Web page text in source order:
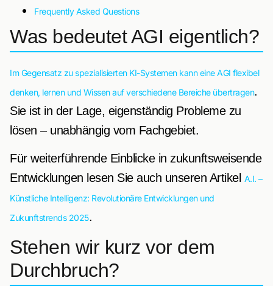
Frequently Asked Questions
Was bedeutet AGI eigentlich?
Im Gegensatz zu spezialisierten KI-Systemen kann eine AGI flexibel
denken, lernen und Wissen auf verschiedene Bereiche übertragen.
Sie ist in der Lage, eigenständig Probleme zu
lösen – unabhängig vom Fachgebiet.
Für weiterführende Einblicke in zukunftsweisende
Entwicklungen lesen Sie auch unseren Artikel A.I. –
Künstliche Intelligenz: Revolutionäre Entwicklungen und
Zukunftstrends 2025.
Stehen wir kurz vor dem
Durchbruch?